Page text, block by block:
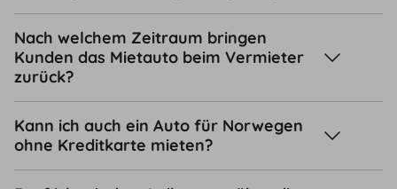
Nach welchem Zeitraum bringen
Kunden das Mietauto beim Vermieter
zurück?
Kann ich auch ein Auto für Norwegen
ohne Kreditkarte mieten?